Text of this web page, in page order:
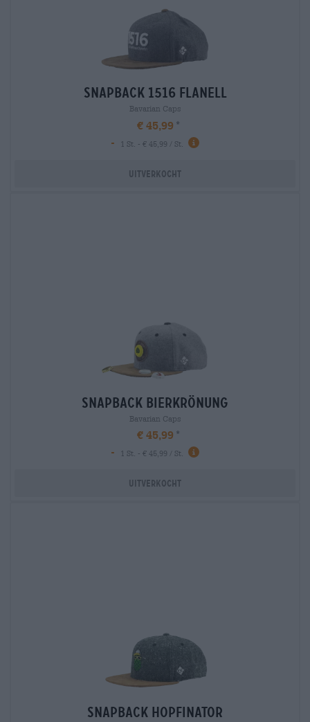
snapback 1516 flanell
Bavarian Caps
€ 45,99
-
1 St. - € 45,99 / St.
Uitverkocht
snapback bierkrönung
Bavarian Caps
€ 45,99
-
1 St. - € 45,99 / St.
Uitverkocht
snapback hopfinator